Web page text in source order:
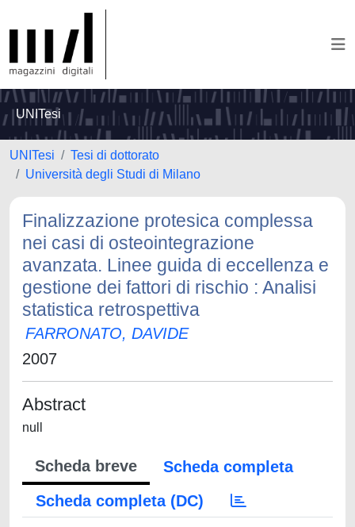
UNITesi
UNITesi
Tesi di dottorato
Università degli Studi di Milano
Finalizzazione protesica complessa
nei casi di osteointegrazione
avanzata. Linee guida di eccellenza e
gestione dei fattori di rischio : Analisi
statistica retrospettiva
FARRONATO, DAVIDE
2007
Abstract
null
Scheda breve
Scheda completa
Scheda completa (DC)